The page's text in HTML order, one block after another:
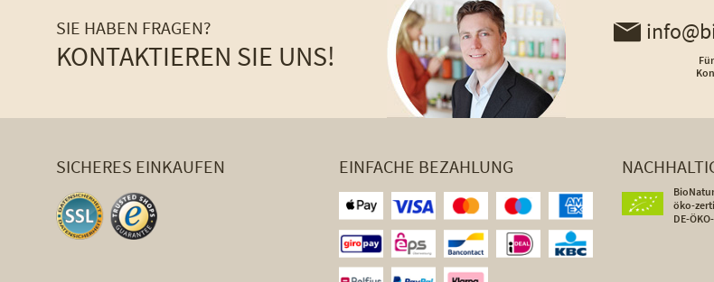
SIE HABEN FRAGEN?
KONTAKTIEREN SIE UNS!
SICHERES EINKAUFEN EINFACHE BEZAHLUNG
öko-
DE-